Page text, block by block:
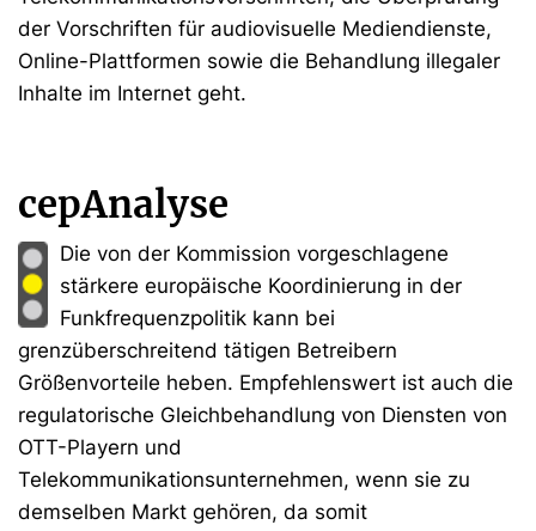
der Vorschriften für audiovisuelle Mediendienste,
Online-Plattformen sowie die Behandlung illegaler
Inhalte im Internet geht.
cepAnalyse
Die von der Kommission vorgeschlagene
stärkere europäische Koordinierung in der
Funkfrequenzpolitik kann bei
grenzüberschreitend tätigen Betreibern
Größenvorteile heben. Empfehlenswert ist auch die
regulatorische Gleichbehandlung von Diensten von
OTT-Playern und
Telekommunikationsunternehmen, wenn sie zu
demselben Markt gehören, da somit